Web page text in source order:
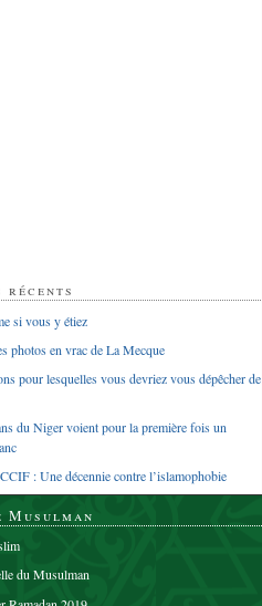
si vous y étiez
photos en vrac de La Mecque
pour lesquelles vous devriez vous dépêcher de
du Niger voient pour la première fois un
: Une décennie contre l’islamophobie
Musulman
du Musulman